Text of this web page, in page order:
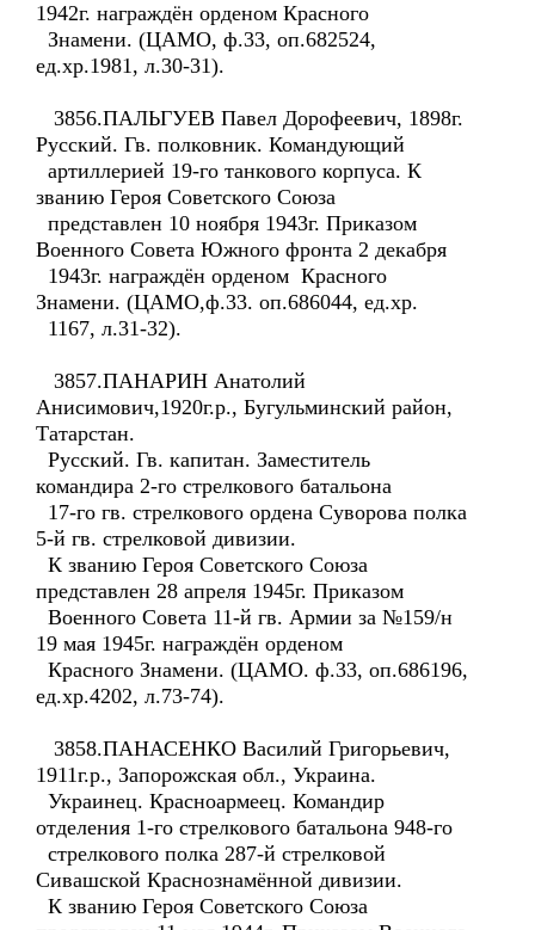
1942г. награждён орденом Красного
Знамени. (ЦАМО, ф.33, оп.682524,
ед.хр.1981, л.30-31).
3856.ПАЛЬГУЕВ Павел Дорофеевич, 1898г.
Русский. Гв. полковник. Командующий
артиллерией 19-го танкового корпуса. К
званию Героя Советского Союза
представлен 10 ноября 1943г. Приказом
Военного Совета Южного фронта 2 декабря
1943г. награждён орденом Красного
Знамени. (ЦАМО,ф.33. оп.686044, ед.хр.
1167, л.31-32).
3857.ПАНАРИН Анатолий
Анисимович,1920г.р., Бугульминский район,
Татарстан.
Русский. Гв. капитан. Заместитель
командира 2-го стрелкового батальона
17-го гв. стрелкового ордена Суворова полка
5-й гв. стрелковой дивизии.
К званию Героя Советского Союза
представлен 28 апреля 1945г. Приказом
Военного Совета 11-й гв. Армии за №159/н
19 мая 1945г. награждён орденом
Красного Знамени. (ЦАМО. ф.33, оп.686196,
ед.хр.4202, л.73-74).
3858.ПАНАСЕНКО Василий Григорьевич,
1911г.р., Запорожская обл., Украина.
Украинец. Красноармеец. Командир
отделения 1-го стрелкового батальона 948-го
стрелкового полка 287-й стрелковой
Сивашской Краснознамённой дивизии.
К званию Героя Советского Союза